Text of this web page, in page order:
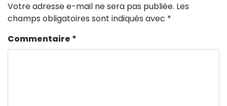
Votre adresse e-mail ne sera pas publiée. Les
champs obligatoires sont indiqués avec *
Commentaire *